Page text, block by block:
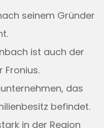
seinem Gründer
ist auch der
Fronius.
das
befindet.
in der Region